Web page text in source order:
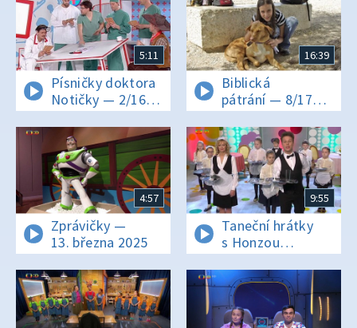
5:11
Písničky doktora
Notičky — 2/16
Prší, prší
16:39
Biblická
pátrání — 8/17
David a Goliáš
4:57
Zprávičky —
13. března 2025
9:55
Taneční hrátky
s Honzou
Onderem —
Bugatti step